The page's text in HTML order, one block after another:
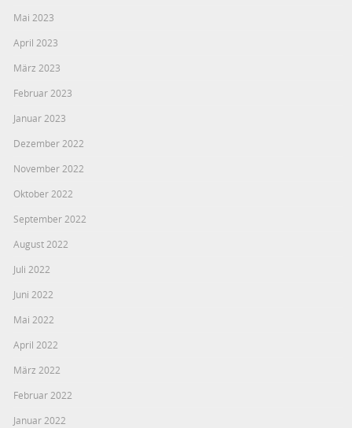
Mai 2023
April 2023
März 2023
Februar 2023
Januar 2023
Dezember 2022
November 2022
Oktober 2022
September 2022
August 2022
Juli 2022
Juni 2022
Mai 2022
April 2022
März 2022
Februar 2022
Januar 2022